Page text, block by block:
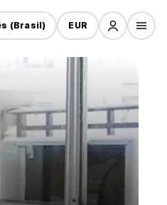
(Brasil) EUR